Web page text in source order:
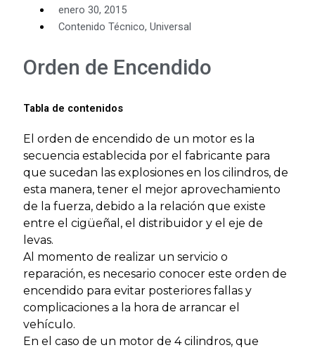
enero 30, 2015
Contenido Técnico, Universal
Orden de Encendido
Tabla de contenidos
El orden de encendido de un motor es la
secuencia establecida por el fabricante para
que sucedan las explosiones en los cilindros, de
esta manera, tener el mejor aprovechamiento
de la fuerza, debido a la relación que existe
entre el cigüeñal, el distribuidor y el eje de
levas.
Al momento de realizar un servicio o
reparación, es necesario conocer este orden de
encendido para evitar posteriores fallas y
complicaciones a la hora de arrancar el
vehículo.
En el caso de un motor de 4 cilindros, que